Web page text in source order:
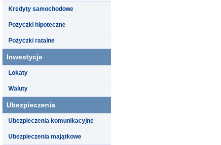
Kredyty samochodowe
Pożyczki hipoteczne
Pożyczki ratalne
Inwestycje
Lokaty
Waluty
Ubezpieczenia
Ubezpieczenia komunikacyjne
Ubezpieczenia majątkowe